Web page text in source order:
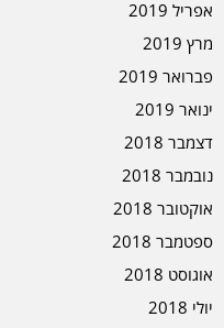
אפריל 2019
מרץ 2019
פברואר 2019
ינואר 2019
דצמבר 2018
נובמבר 2018
אוקטובר 2018
ספטמבר 2018
אוגוסט 2018
יולי 2018